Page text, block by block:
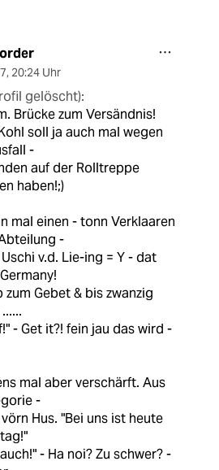
, 20:24 Uhr
gelöscht):
Brücke zum Versändnis!
soll ja auch mal wegen
-
auf der Rolltreppe
haben!;)
mal einen - tonn Verklaaren
-
v.d. Lie-ing = Y - dat
zum Gebet & bis zwanzig
- Get it?! fein jau das wird -
mal aber verschärft. Aus
-
Hus. "Bei uns ist heute
- Ha noi? Zu schwer? -